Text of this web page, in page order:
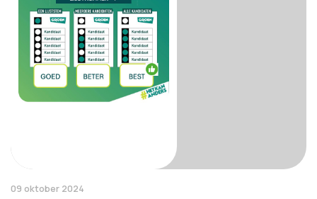
09 oktober 2024